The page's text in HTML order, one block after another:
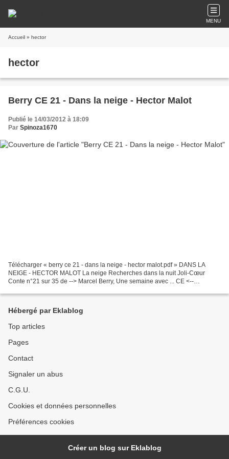
MENU
Accueil » hector
hector
Berry CE 21 - Dans la neige - Hector Malot
Publié le 14/03/2012 à 18:09
Par Spinoza1670
Télécharger « berry ce 21 - dans la neige - hector malot.pdf » DANS LA
NEIGE - HECTOR MALOT La neige Recherches dans la nuit Joli-Cœur
Conte n°21 sur 35 de --> Marcel Berry, Une semaine avec ... CE <--
Hébergé par Eklablog
Top articles
Pages
Contact
Signaler un abus
C.G.U.
Cookies et données personnelles
Préférences cookies
Créer un blog sur Eklablog